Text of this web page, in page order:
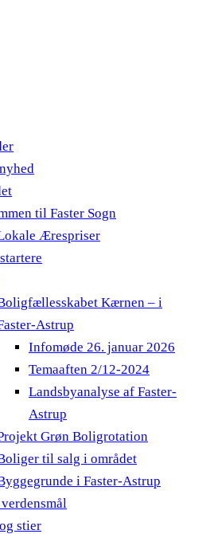
til Faster Sogn
Ærespriser
Kærnen – i
Astrup
Infomøde 26. januar 2026
Temaaften 2/12-2024
Landsbyanalyse af Faster-
Astrup
Grøn Boligrotation
til salg i området
i Faster-Astrup
stier